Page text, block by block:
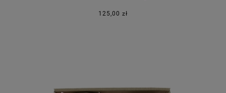
125,00 zł